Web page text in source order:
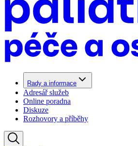
Rady a informace
Adresář služeb
Online poradna
Diskuze
Rozhovory a příběhy